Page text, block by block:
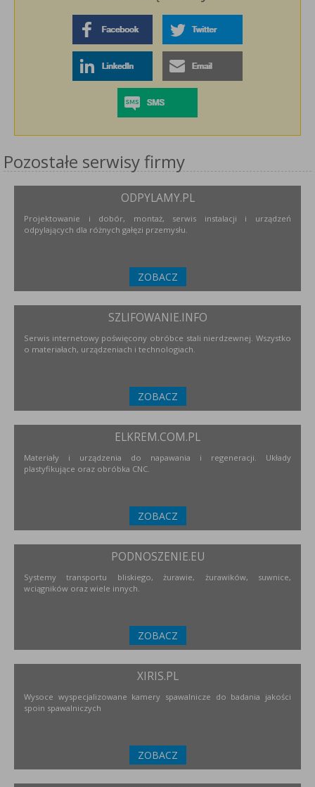
Pozostałe serwisy firmy
ODPYLAMY.PL
Projektowanie i dobór, montaż, serwis instalacji i urządzeń
odpylających dla różnych gałęzi przemysłu.
ZOBACZ
SZLIFOWANIE.INFO
Serwis internetowy poświęcony obróbce stali nierdzewnej. Wszystko
o materiałach, urządzeniach i technologiach.
ZOBACZ
ELKREM.COM.PL
Materiały i urządzenia do napawania i regeneracji. Układy
plastyfikujące oraz obróbka CNC.
ZOBACZ
PODNOSZENIE.EU
Systemy transportu bliskiego, żurawie, żurawików, suwnice,
wciągników oraz wiele innych.
ZOBACZ
XIRIS.PL
Wysoce wyspecjalizowane kamery spawalnicze do badania jakości
spoin spawalniczych
ZOBACZ